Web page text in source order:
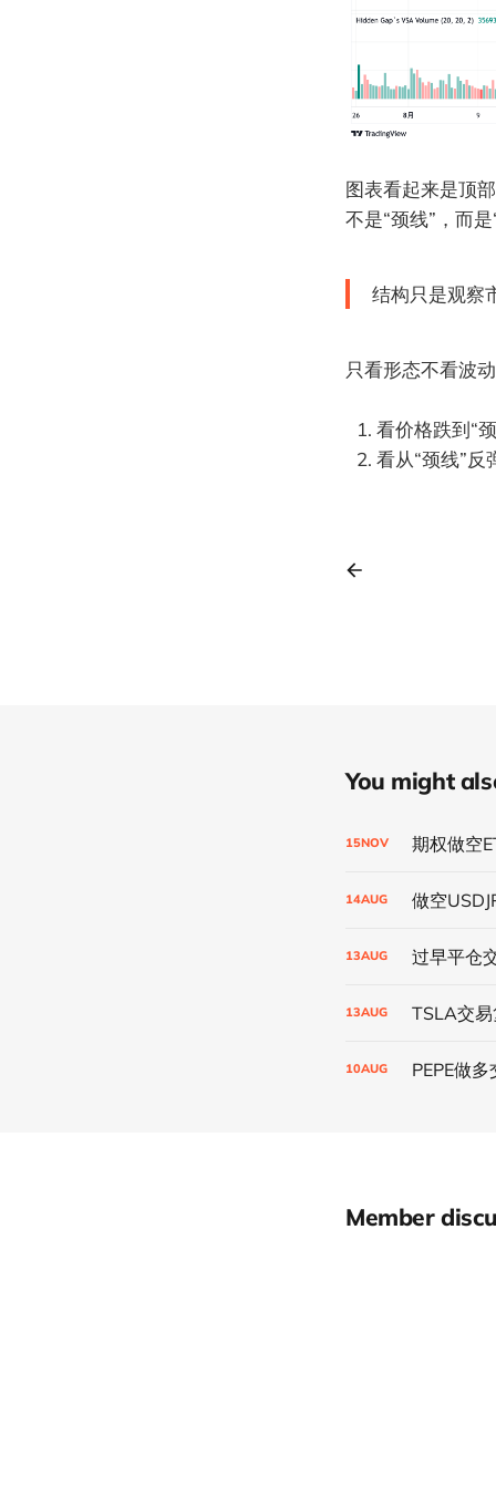
图表看起来是顶
不是“颈线”，而
结构只是观察
只看形态不看波
看价格跌到“
看从“颈线”反
You might
15NOV 期权做空
14AUG 做空
13AUG 过早平仓
13AUG TSLA交
10AUG PEPE做
Member